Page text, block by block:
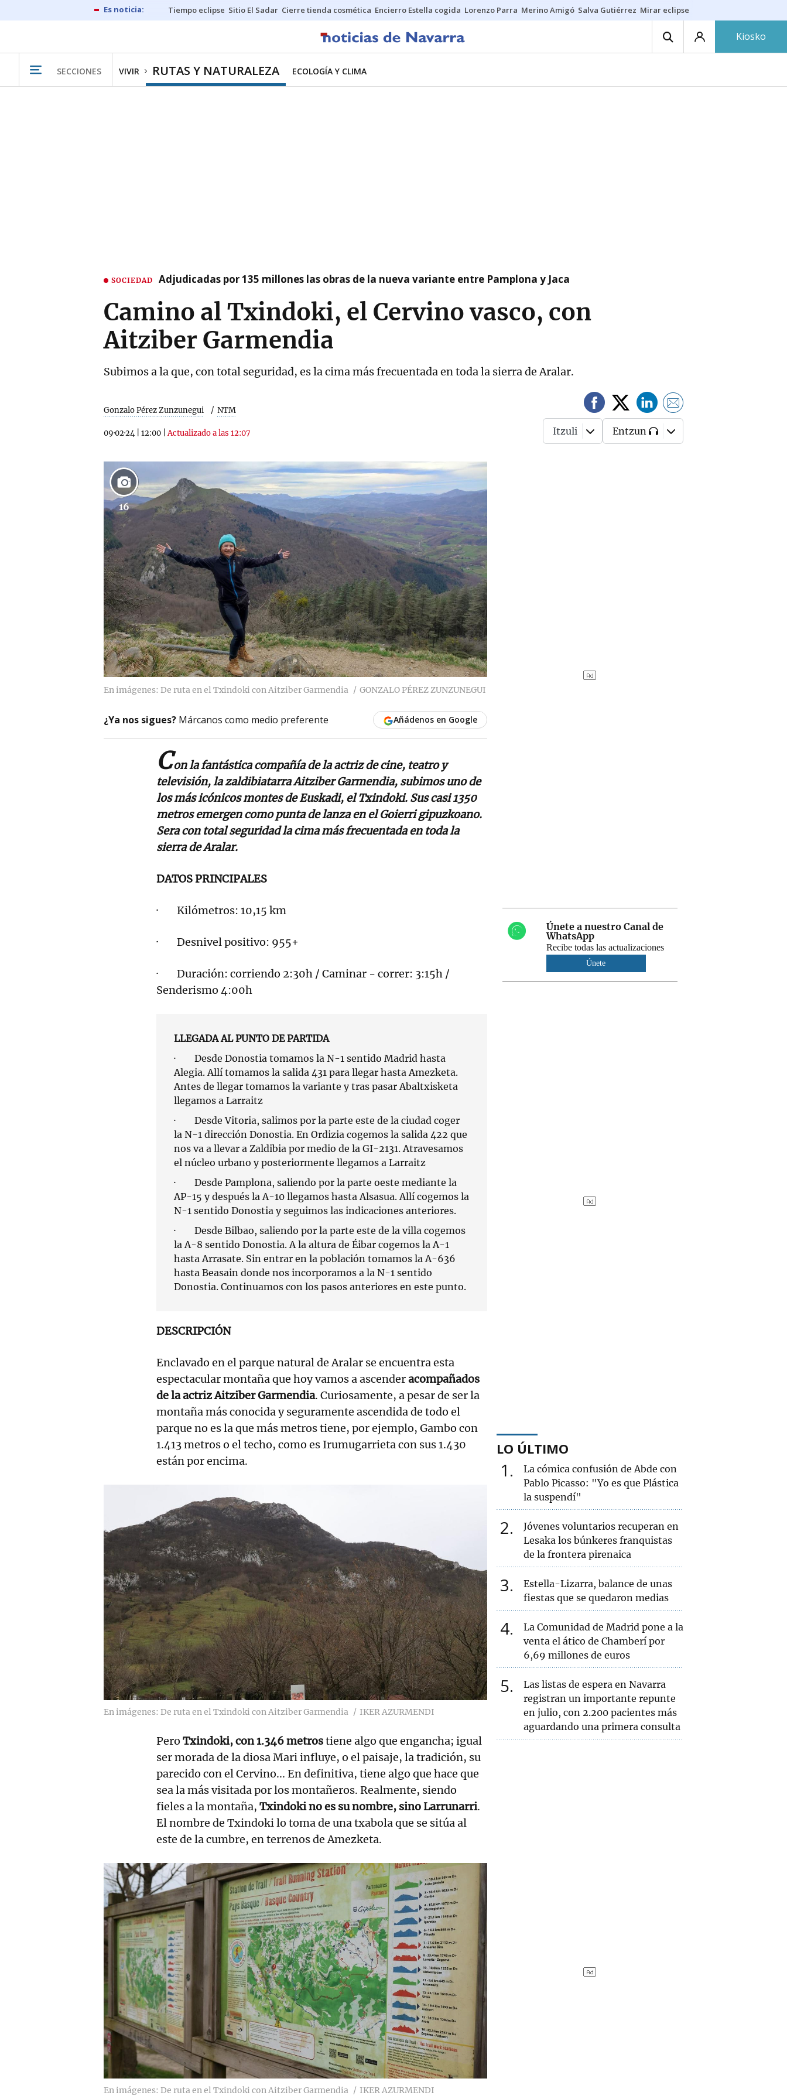
Tiempo eclipse Sitio El Sadar Cierre tienda cosmética Encierro Estella cogida Lorenzo Parra Merino Amigó Salva Gutiérrez Mirar eclipse
Kiosko
SECCIONES VIVIR RUTAS Y NATURALEZA ECOLOGÍA Y CLIMA
SOCIEDAD Adjudicadas por 135 millones las obras de la nueva variante entre Pamplona y Jaca
Camino al Txindoki, el Cervino vasco, con
Aitziber Garmendia
Subimos a la que, con total seguridad, es la cima más frecuentada en toda la sierra de Aralar.
Gonzalo Pérez Zunzunegui NTM
09·02·24 12:00 |Actualizado a las 12:07 Itzuli Entzun
16
En imágenes: De ruta en el Txindoki con Aitziber Garmendia GONZALO PÉREZ ZUNZUNEGUI
¿Ya nos sigues? Márcanos como medio preferente Añádenos en Google
Con la fantástica compañía de la actriz de cine, teatro y
televisión, la zaldibiatarra Aitziber Garmendia, subimos uno de
los más icónicos montes de Euskadi, el Txindoki. Sus casi 1350
metros emergen como punta de lanza en el Goierri gipuzkoano.
Sera con total seguridad la cima más frecuentada en toda la
sierra de Aralar.
DATOS PRINCIPALES
· Kilómetros: 10,15 km
· Desnivel positivo: 955+
· Duración: corriendo 2:30h / Caminar - correr: 3:15h /
Senderismo 4:00h
LLEGADA AL PUNTO DE PARTIDA
· Desde Donostia tomamos la N-1 sentido Madrid hasta
Alegia. Allí tomamos la salida 431 para llegar hasta Amezketa.
Antes de llegar tomamos la variante y tras pasar Abaltxisketa
llegamos a Larraitz
· Desde Vitoria, salimos por la parte este de la ciudad coger
la N-1 dirección Donostia. En Ordizia cogemos la salida 422 que
nos va a llevar a Zaldibia por medio de la GI-2131. Atravesamos
el núcleo urbano y posteriormente llegamos a Larraitz
· Desde Pamplona, saliendo por la parte oeste mediante la
AP-15 y después la A-10 llegamos hasta Alsasua. Allí cogemos la
N-1 sentido Donostia y seguimos las indicaciones anteriores.
· Desde Bilbao, saliendo por la parte este de la villa cogemos
la A-8 sentido Donostia. A la altura de Éibar cogemos la A-1
hasta Arrasate. Sin entrar en la población tomamos la A-636
hasta Beasain donde nos incorporamos a la N-1 sentido
Donostia. Continuamos con los pasos anteriores en este punto.
DESCRIPCIÓN
Enclavado en el parque natural de Aralar se encuentra esta
espectacular montaña que hoy vamos a ascenderacompañados
de la actriz Aitziber Garmendia. Curiosamente, a pesar de ser la
montaña más conocida y seguramente ascendida de todo el
parque no es la que más metros tiene, por ejemplo, Gambo con
1.413 metros o el techo, como es Irumugarrieta con sus 1.430
están por encima.
En imágenes: De ruta en el Txindoki con Aitziber Garmendia IKER AZURMENDI
Pero Txindoki, con 1.346 metrostiene algo que engancha; igual
ser morada de la diosa Mari influye, o el paisaje, la tradición, su
parecido con el Cervino... En definitiva, tiene algo que hace que
sea la más visitada por los montañeros. Realmente, siendo
fieles a la montaña, Txindoki no es su nombre, sino Larrunarri.
El nombre de Txindoki lo toma de una txabola que se sitúa al
este de la cumbre, en terrenos de Amezketa.
En imágenes: De ruta en el Txindoki con Aitziber Garmendia IKER AZURMENDI
Únete a nuestro Canal de
WhatsApp
Recibe todas las actualizaciones
Únete
LO ÚLTIMO
1
La cómica confusión de Abde con
Pablo Picasso: "Yo es que Plástica
la suspendí"
2
Jóvenes voluntarios recuperan en
Lesaka los búnkeres franquistas
de la frontera pirenaica
3
Estella-Lizarra, balance de unas
fiestas que se quedaron medias
4
La Comunidad de Madrid pone a la
venta el ático de Chamberí por
6,69 millones de euros
5
Las listas de espera en Navarra
registran un importante repunte
en julio, con 2.200 pacientes más
aguardando una primera consulta